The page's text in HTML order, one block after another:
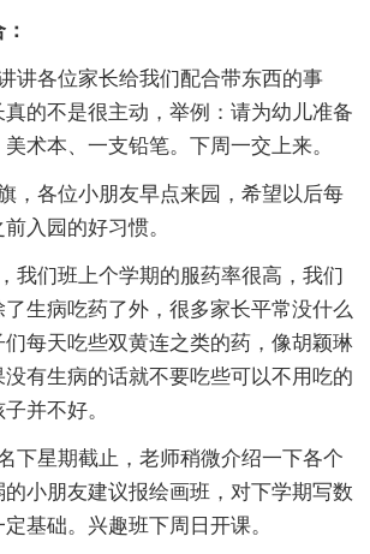
讲各位家长给我们配合带东西的事
的不是很主动，举例：请为幼儿准备
术本、一支铅笔。下周一交上来。
，各位小朋友早点来园，希望以后每
入园的好习惯。
我们班上个学期的服药率很高，我们
生病吃药了外，很多家长平常没什么
每天吃些双黄连之类的药，像胡颖琳
有生病的话就不要吃些可以不用吃的
并不好。
下星期截止，老师稍微介绍一下各个
小朋友建议报绘画班，对下学期写数
基础。兴趣班下周日开课。